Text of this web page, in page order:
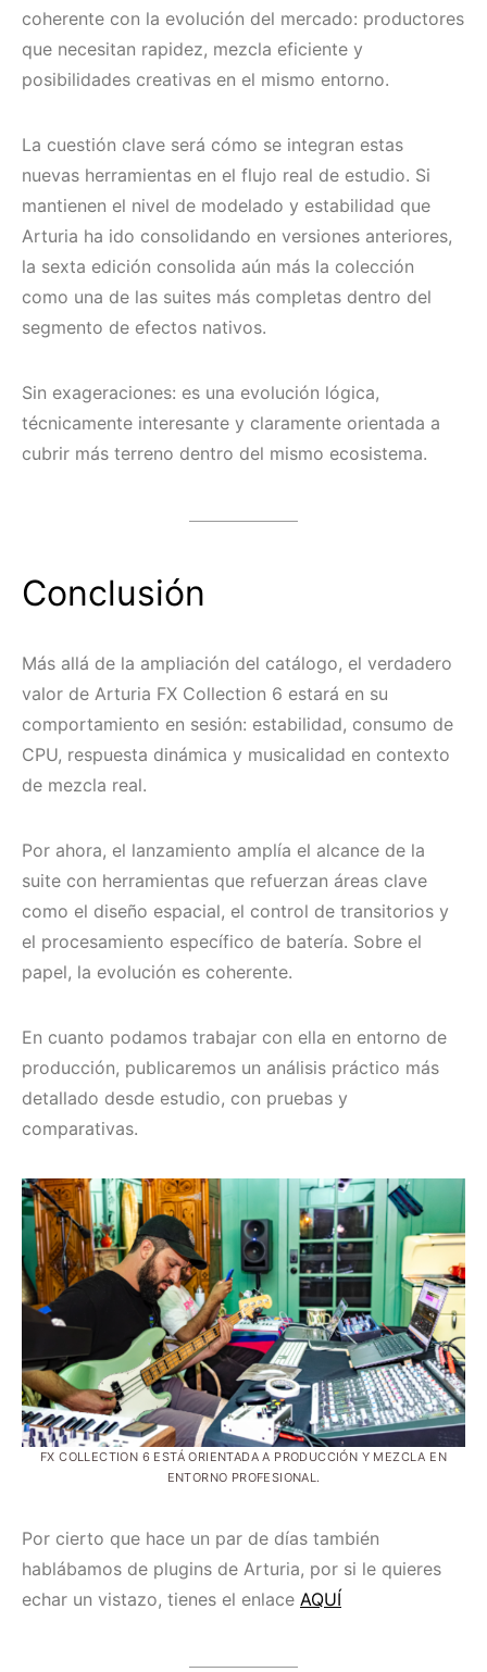
coherente con la evolución del mercado: productores
que necesitan rapidez, mezcla eficiente y
posibilidades creativas en el mismo entorno.
La cuestión clave será cómo se integran estas
nuevas herramientas en el flujo real de estudio. Si
mantienen el nivel de modelado y estabilidad que
Arturia ha ido consolidando en versiones anteriores,
la sexta edición consolida aún más la colección
como una de las suites más completas dentro del
segmento de efectos nativos.
Sin exageraciones: es una evolución lógica,
técnicamente interesante y claramente orientada a
cubrir más terreno dentro del mismo ecosistema.
Conclusión
Más allá de la ampliación del catálogo, el verdadero
valor de Arturia FX Collection 6 estará en su
comportamiento en sesión: estabilidad, consumo de
CPU, respuesta dinámica y musicalidad en contexto
de mezcla real.
Por ahora, el lanzamiento amplía el alcance de la
suite con herramientas que refuerzan áreas clave
como el diseño espacial, el control de transitorios y
el procesamiento específico de batería. Sobre el
papel, la evolución es coherente.
En cuanto podamos trabajar con ella en entorno de
producción, publicaremos un análisis práctico más
detallado desde estudio, con pruebas y
comparativas.
FX COLLECTION 6 ESTÁ ORIENTADA A PRODUCCIÓN Y MEZCLA EN
ENTORNO PROFESIONAL.
Por cierto que hace un par de días también
hablábamos de plugins de Arturia, por si le quieres
echar un vistazo, tienes el enlace AQUÍ